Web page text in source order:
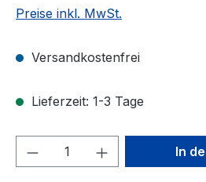
Preise inkl. MwSt.
Versandkostenfrei
Lieferzeit: 1-3 Tage
Produkt Anzahl: Gib
In